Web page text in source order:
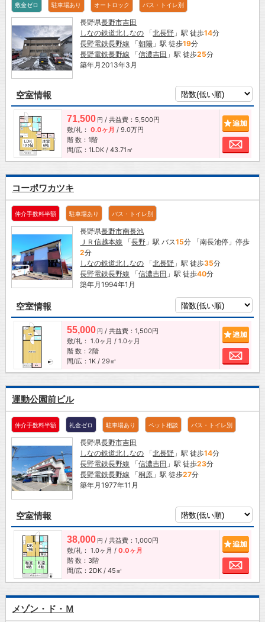
敷金ゼロ 駐車場あり オートロック バス・トイレ別
長野県長野市吉田
しなの鉄道北しなの 「北長野 」駅 徒歩14分
長野電鉄長野線 「朝陽 」駅 徒歩19分
長野電鉄長野線 「信濃吉田 」駅 徒歩25分
築年月2013年3月
空室情報
71,500 円 / 共益費：5,500円
敷/礼： 0.0ヶ月 / 9.0万円
階 数：1階
間/広：1LDK / 43.71㎡
お
コーポワカツキ
仲介手数料半額 駐車場あり バス・トイレ別
長野県長野市南長池
ＪＲ信越本線 「長野 」駅 バス15分 「南長池停」停歩
2分
しなの鉄道北しなの 「北長野 」駅 徒歩35分
長野電鉄長野線 「信濃吉田 」駅 徒歩40分
築年月1994年1月
空室情報
55,000 円 / 共益費：1,500円
敷/礼： 1.0ヶ月 / 1.0ヶ月
階 数：2階
間/広：1K / 29㎡
お
運動公園前ビル
仲介手数料半額 礼金ゼロ 駐車場あり ペット相談 バス・トイレ別
長野県長野市吉田
しなの鉄道北しなの 「北長野 」駅 徒歩14分
長野電鉄長野線 「信濃吉田 」駅 徒歩23分
長野電鉄長野線 「桐原 」駅 徒歩27分
築年月1977年11月
空室情報
38,000 円 / 共益費：1,000円
敷/礼： 1.0ヶ月 / 0.0ヶ月
階 数：3階
間/広：2DK / 45㎡
お
メゾン・ド・Ｍ